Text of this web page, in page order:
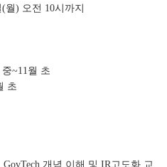
월) 오전 10시까지
~11월 초
초
개념 이해 및 IR고도화 교